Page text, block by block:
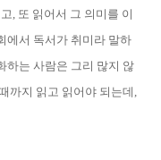
, 또 읽어서 그 의미를 이
에서 독서가 취미라 말하
하는 사람은 그리 많지 않
까지 읽고 읽어야 되는데,